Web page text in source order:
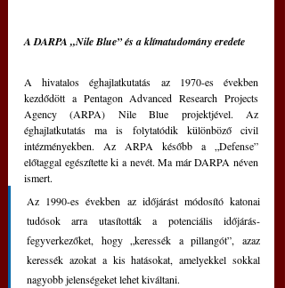
A DARPA „Nile Blue” és a klímatudomány eredete
A hivatalos éghajlatkutatás az 1970-es években
kezdődött a Pentagon Advanced Research Projects
Agency (ARPA) Nile Blue projektjével. Az
éghajlatkutatás ma is folytatódik különböző civil
intézményekben. Az ARPA később a „Defense”
előtaggal egészítette ki a nevét. Ma már DARPA néven
ismert.
Az 1990-es években az időjárást módosító katonai
tudósok arra utasították a potenciális időjárás-
fegyverkezőket, hogy „keressék a pillangót”, azaz
keressék azokat a kis hatásokat, amelyekkel sokkal
nagyobb jelenségeket lehet kiváltani.